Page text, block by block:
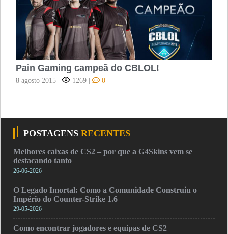
Pain Gaming campeã do CBLOL!
8 agosto 2015 | 1269 | 0
POSTAGENS RECENTES
Melhores caixas de CS2 – por que a G4Skins vem se
destacando tanto
26-06-2026
O Legado Imortal: Como a Comunidade Construiu o
Império do Counter-Strike 1.6
29-05-2026
Como encontrar jogadores e equipas de CS2